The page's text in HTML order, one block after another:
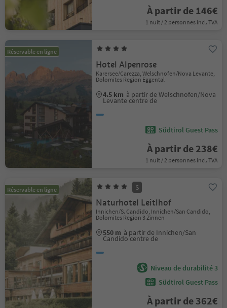
À partir de 146€
1 nuit / 2 personnes incl. TVA
Réservable en ligne
Hotel Alpenrose
Karersee/Carezza, Welschnofen/Nova Levante,
Dolomites Region Eggental
4.5 km à partir de Welschnofen/Nova
Levante centre de
Südtirol Guest Pass
À partir de 238€
1 nuit / 2 personnes incl. TVA
Réservable en ligne S
Naturhotel Leitlhof
Innichen/S. Candido, Innichen/San Candido,
Dolomites Region 3 Zinnen
550 m à partir de Innichen/San
Candido centre de
Niveau de durabilité 3
Südtirol Guest Pass
À partir de 362€